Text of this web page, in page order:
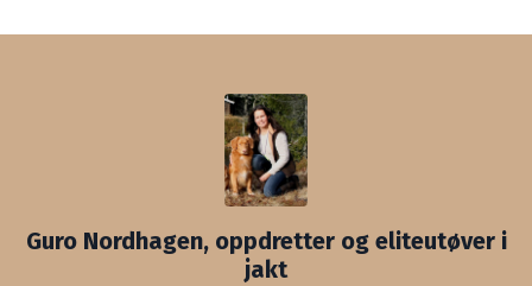
Guro Nordhagen, oppdretter og eliteutøver i
jakt